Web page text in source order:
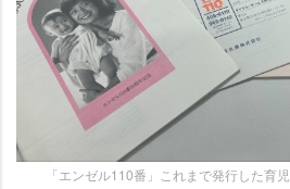
「エンゼル110番」これまで発行した育